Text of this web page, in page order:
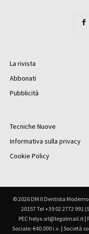
La rivista
Abbonati
Pubblicità
Tecniche Nuove
Informativa sulla privacy
Cookie Policy
© 2026 DM Il Dentista
20157 Tel +39 02 2772 991
PEC helyx.srl@legalmail.it |
Sociale: €40.000 i.v. | Società